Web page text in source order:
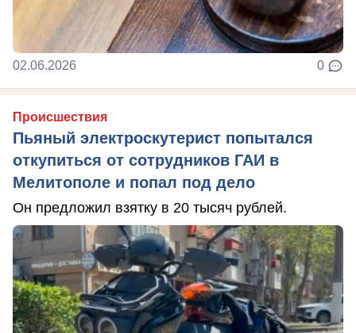
02.06.2026 0
Происшествия
Пьяный электроскутерист попытался
откупиться от сотрудников ГАИ в
Мелитополе и попал под дело
Он предложил взятку в 20 тысяч рублей.